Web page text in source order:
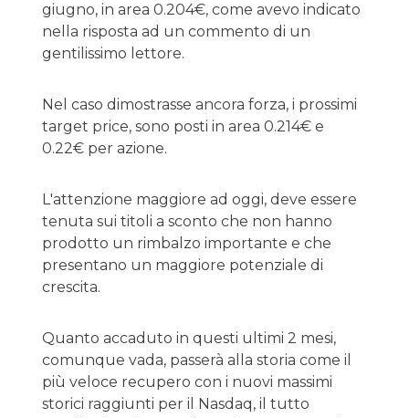
giugno, in area 0.204€, come avevo indicato
nella risposta ad un commento di un
gentilissimo lettore.
Nel caso dimostrasse ancora forza, i prossimi
target price, sono posti in area 0.214€ e
0.22€ per azione.
L'attenzione maggiore ad oggi, deve essere
tenuta sui titoli a sconto che non hanno
prodotto un rimbalzo importante e che
presentano un maggiore potenziale di
crescita.
Quanto accaduto in questi ultimi 2 mesi,
comunque vada, passerà alla storia come il
più veloce recupero con i nuovi massimi
storici raggiunti per il Nasdaq, il tutto